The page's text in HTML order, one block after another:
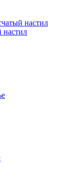
настил
настил